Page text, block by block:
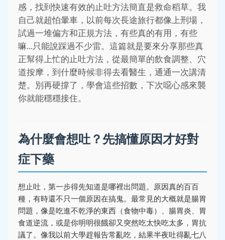
感，找到快速有效的止吐方法簡直是救命稻草。我
自己就超怕暈車，以前每次長途旅行都像上刑場，
試過一堆偏方和正規方法，有些真的有用，有些
嘛...只能說踩過不少雷。這篇就是要來分享那些真
正幫得上忙的止吐方法，從最簡單的飲食調整、穴
道按摩，到什麼時候非得去看醫生，通通一次講清
楚。別再硬撐了，學會這些招數，下次噁心感來襲
你就能穩穩接住。
為什麼會想吐？先搞懂原因才好對
症下藥
想止吐，第一步得先知道是哪裡出問題。原因真的百百
種，有時還不只一個原因在搞鬼。最常見的大概就是腸胃
問題，像是吃進不乾淨的東西（食物中毒）、腸胃炎、胃
食道逆流，或是你明明很餓卻又突然吃太快吃太多，胃抗
議了。像我以前大學趕報告常亂吃，結果半夜吐得亂七八